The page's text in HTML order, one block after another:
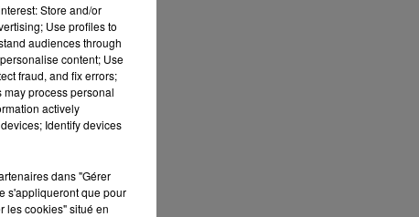
Store and/or
Use profiles to
audiences through
content; Use
fraud, and fix errors;
process personal
actively
Identify devices
dans "Gérer
s'appliqueront que pour
les cookies" situé en